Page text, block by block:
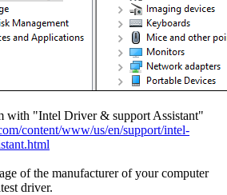
with "Intel Driver & support Assistant"
content/www/us/en/support/intel-
of the manufacturer of your computer
driver.